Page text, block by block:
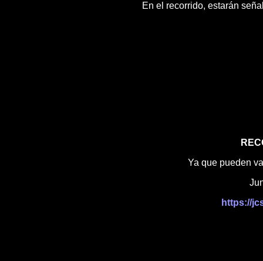
En el recorrido, estarán
Ya que pueden
https://